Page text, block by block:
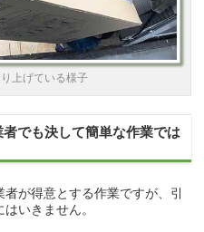
上げている様子
でも決して簡単な作業では
が得意とする作業ですが、引
いきません。